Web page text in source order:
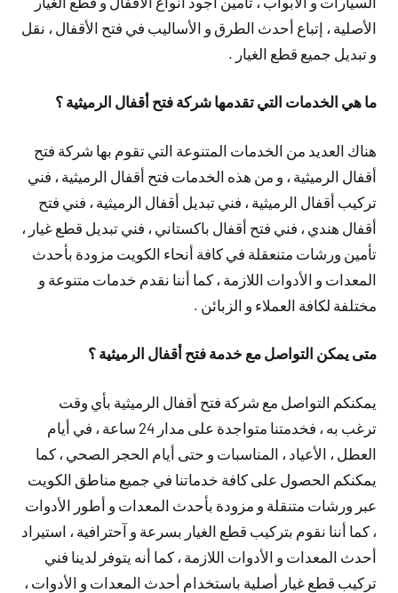
الأصلية ، إتباع أحدث الطرق و الأساليب في فتح الأقفال ، نقل
و تبديل جميع قطع الغيار .
ما هي الخدمات التي تقدمها شركة فتح أقفال الرميثية ؟
هناك العديد من الخدمات المتنوعة التي تقوم بها شركة فتح
أقفال الرميثية ، و من هذه الخدمات فتح أقفال الرميثية ، فني
تركيب أقفال الرميثية ، فني تبديل أقفال الرميثية ، فني فتح
أقفال هندي ، فني فتح أقفال باكستاني ، فني تبديل قطع غيار ،
تأمين ورشات متنعقلة في كافة أنحاء الكويت مزودة بأحدث
المعدات و الأدوات اللازمة ، كما أننا نقدم خدمات متنوعة و
مختلفة لكافة العملاء و الزبائن .
متى يمكن التواصل مع خدمة فتح أقفال الرميثية ؟
يمكنكم التواصل مع شركة فتح أقفال الرميثية بأي وقت
ترغب به ، فخدمتنا متواجدة على مدار 24 ساعة ، في أيام
العطل ، الأعياد ، المناسبات و حتى أيام الحجر الصحي ، كما
يمكنكم الحصول على كافة خدماتنا في جميع مناطق الكويت
عبر ورشات متنقلة و مزودة بأحدث المعدات و أطور الأدوات
، كما أننا نقوم بتركيب قطع الغيار بسرعة و آحترافية ، استيراد
أحدث المعدات و الأدوات اللازمة ، كما أنه يتوفر لدينا فني
تركيب قطع غيار أصلية باستخدام أحدث المعدات و الأدوات ،